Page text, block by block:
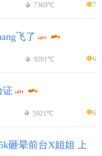
7369℃ 7
飞了
9201℃ 6
证
5921℃ 6
砸晕前台X姐姐 上